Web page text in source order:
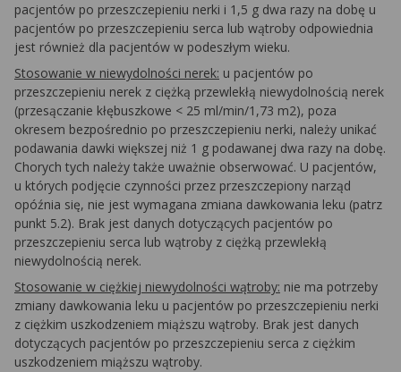
pacjentów po przeszczepieniu nerki i 1,5 g dwa razy na dobę u
pacjentów po przeszczepieniu serca lub wątroby odpowiednia
jest również dla pacjentów w podeszłym wieku.
Stosowanie w niewydolności nerek: u pacjentów po
przeszczepieniu nerek z ciężką przewlekłą niewydolnością nerek
(przesączanie kłębuszkowe < 25 ml/min/1,73 m2), poza
okresem bezpośrednio po przeszczepieniu nerki, należy unikać
podawania dawki większej niż 1 g podawanej dwa razy na dobę.
Chorych tych należy także uważnie obserwować. U pacjentów,
u których podjęcie czynności przez przeszczepiony narząd
opóźnia się, nie jest wymagana zmiana dawkowania leku (patrz
punkt 5.2). Brak jest danych dotyczących pacjentów po
przeszczepieniu serca lub wątroby z ciężką przewlekłą
niewydolnością nerek.
Stosowanie w ciężkiej niewydolności wątroby: nie ma potrzeby
zmiany dawkowania leku u pacjentów po przeszczepieniu nerki
z ciężkim uszkodzeniem miąższu wątroby. Brak jest danych
dotyczących pacjentów po przeszczepieniu serca z ciężkim
uszkodzeniem miąższu wątroby.